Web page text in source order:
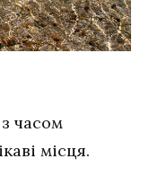
часом
місця.